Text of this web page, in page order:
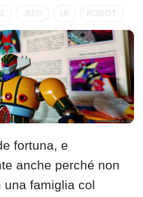
JEEG LR ROBOT
fortuna, e
anche perché non
una famiglia col